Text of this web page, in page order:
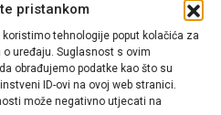
pristankom
tehnologije poput kolačića za
uređaju. Suglasnost s ovim
obrađujemo podatke kao što su
ID-ovi na ovoj web stranici.
može negativno utjecati na